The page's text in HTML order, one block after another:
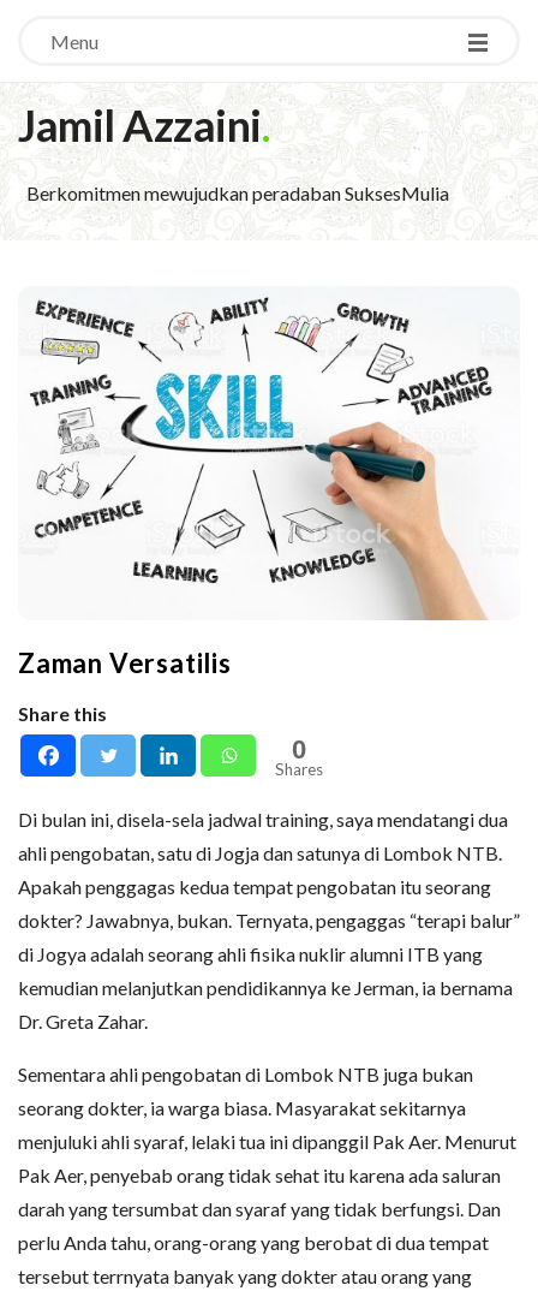
Menu
Jamil Azzaini.
Berkomitmen mewujudkan peradaban SuksesMulia
Zaman Versatilis
Share this
0
Shares
Di bulan ini, disela-sela jadwal training, saya mendatangi dua
ahli pengobatan, satu di Jogja dan satunya di Lombok NTB.
Apakah penggagas kedua tempat pengobatan itu seorang
dokter? Jawabnya, bukan. Ternyata, pengaggas “terapi balur”
di Jogya adalah seorang ahli fisika nuklir alumni ITB yang
kemudian melanjutkan pendidikannya ke Jerman, ia bernama
Dr. Greta Zahar.
Sementara ahli pengobatan di Lombok NTB juga bukan
seorang dokter, ia warga biasa. Masyarakat sekitarnya
menjuluki ahli syaraf, lelaki tua ini dipanggil Pak Aer. Menurut
Pak Aer, penyebab orang tidak sehat itu karena ada saluran
darah yang tersumbat dan syaraf yang tidak berfungsi. Dan
perlu Anda tahu, orang-orang yang berobat di dua tempat
tersebut terrnyata banyak yang dokter atau orang yang